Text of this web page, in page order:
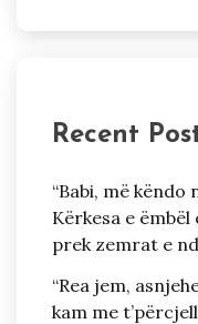
Recent
“Babi, më
Kërkesa e ëmbël
prek zemrat e
“Rea jem,
kam me